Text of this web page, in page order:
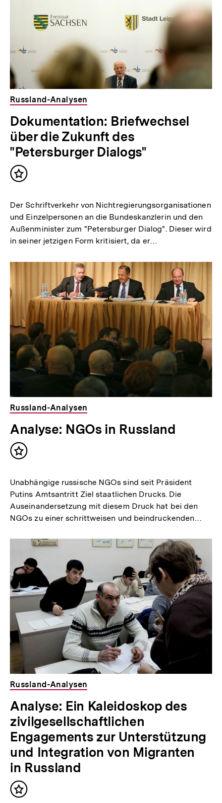
Russland-Analysen
Dokumentation: Briefwechsel
über die Zukunft des
"Petersburger Dialogs"
Inhalt
Der Schriftverkehr von Nichtregierungsorganisationen
und Einzelpersonen an die Bundeskanzlerin und den
Außenminister zum "Petersburger Dialog". Dieser wird
in seiner jetzigen Form kritisiert, da er…
Russland-Analysen
Analyse: NGOs in Russland
Inhalt
Unabhängige russische NGOs sind seit Präsident
Putins Amtsantritt Ziel staatlichen Drucks. Die
Auseinandersetzung mit diesem Druck hat bei den
NGOs zu einer schrittweisen und beindruckenden…
Russland-Analysen
Analyse: Ein Kaleidoskop des
zivilgesellschaftlichen
Engagements zur Unterstützung
und Integration von Migranten
in Russland
Inhalt